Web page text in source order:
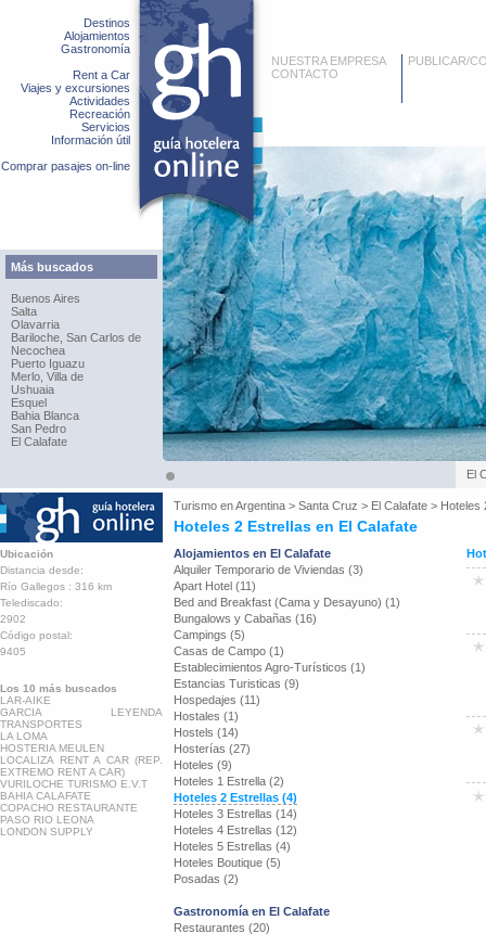
Destinos
Alojamientos
Gastronomía
Rent a Car
Viajes y excursiones
Actividades
Recreación
Servicios
Información útil
Comprar pasajes on-line
Más buscados
Buenos Aires
Salta
Olavarria
Bariloche, San Carlos de
Necochea
Puerto Iguazu
Merlo, Villa de
Ushuaia
Esquel
Bahia Blanca
San Pedro
El Calafate
NUESTRA EMPRESA
CONTACTO
PUBLICAR/
El
Turismo enArgentina > Santa Cruz > El Calafate > Hoteles
Hoteles 2 Estrellas en El Calafate
Ubicación
Distancia desde:
Río Gallegos : 316 km
Telediscado:
2902
Código postal:
9405
Los 10 más buscados
LAR-AIKE
GARCIA LEYENDA
TRANSPORTES
LA LOMA
HOSTERIA MEULEN
LOCALIZA RENT A CAR (REP.
EXTREMO RENT A CAR)
VURILOCHE TURISMO E.V.T
BAHIA CALAFATE
COPACHO RESTAURANTE
PASO RIO LEONA
LONDON SUPPLY
Alojamientos en El Calafate
Alquiler Temporario de Viviendas (3)
Apart Hotel (11)
Bed and Breakfast (Cama y Desayuno) (1)
Bungalows y Cabañas (16)
Campings (5)
Casas de Campo (1)
Establecimientos Agro-Turísticos (1)
Estancias Turisticas (9)
Hospedajes (11)
Hostales (1)
Hostels (14)
Hosterías (27)
Hoteles (9)
Hoteles 1 Estrella (2)
Hoteles 2 Estrellas (4)
Hoteles 3 Estrellas (14)
Hoteles 4 Estrellas (12)
Hoteles 5 Estrellas (4)
Hoteles Boutique (5)
Posadas (2)
Gastronomía en El Calafate
Restaurantes (20)